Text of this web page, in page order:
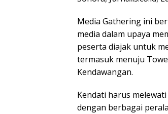
Media Gathering ini
media dalam upaya
peserta diajak untuk
termasuk menuju
Kendawangan.
Kendati harus
dengan berbagai